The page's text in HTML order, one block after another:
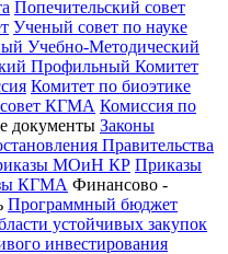
Попечительский совет
Ученый совет по науке
Учебно-Методический
Профильный Комитет
Комитет по биоэтике
совет КГМА Комиссия по
документы Законы
Правительства
МОиН КР Приказы
КГМА Финансово -
Программный бюджет
устойчивых закупок
инвестирования